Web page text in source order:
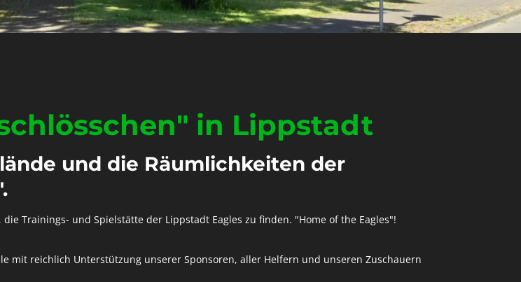
in Lippstadt
und die Räumlichkeiten der
Trainings- und Spielstätte der Lippstadt Eagles zu finden. "Home of the Eagles"!
mit reichlich Unterstützung unserer Sponsoren, aller Helfern und unseren Zuschauern